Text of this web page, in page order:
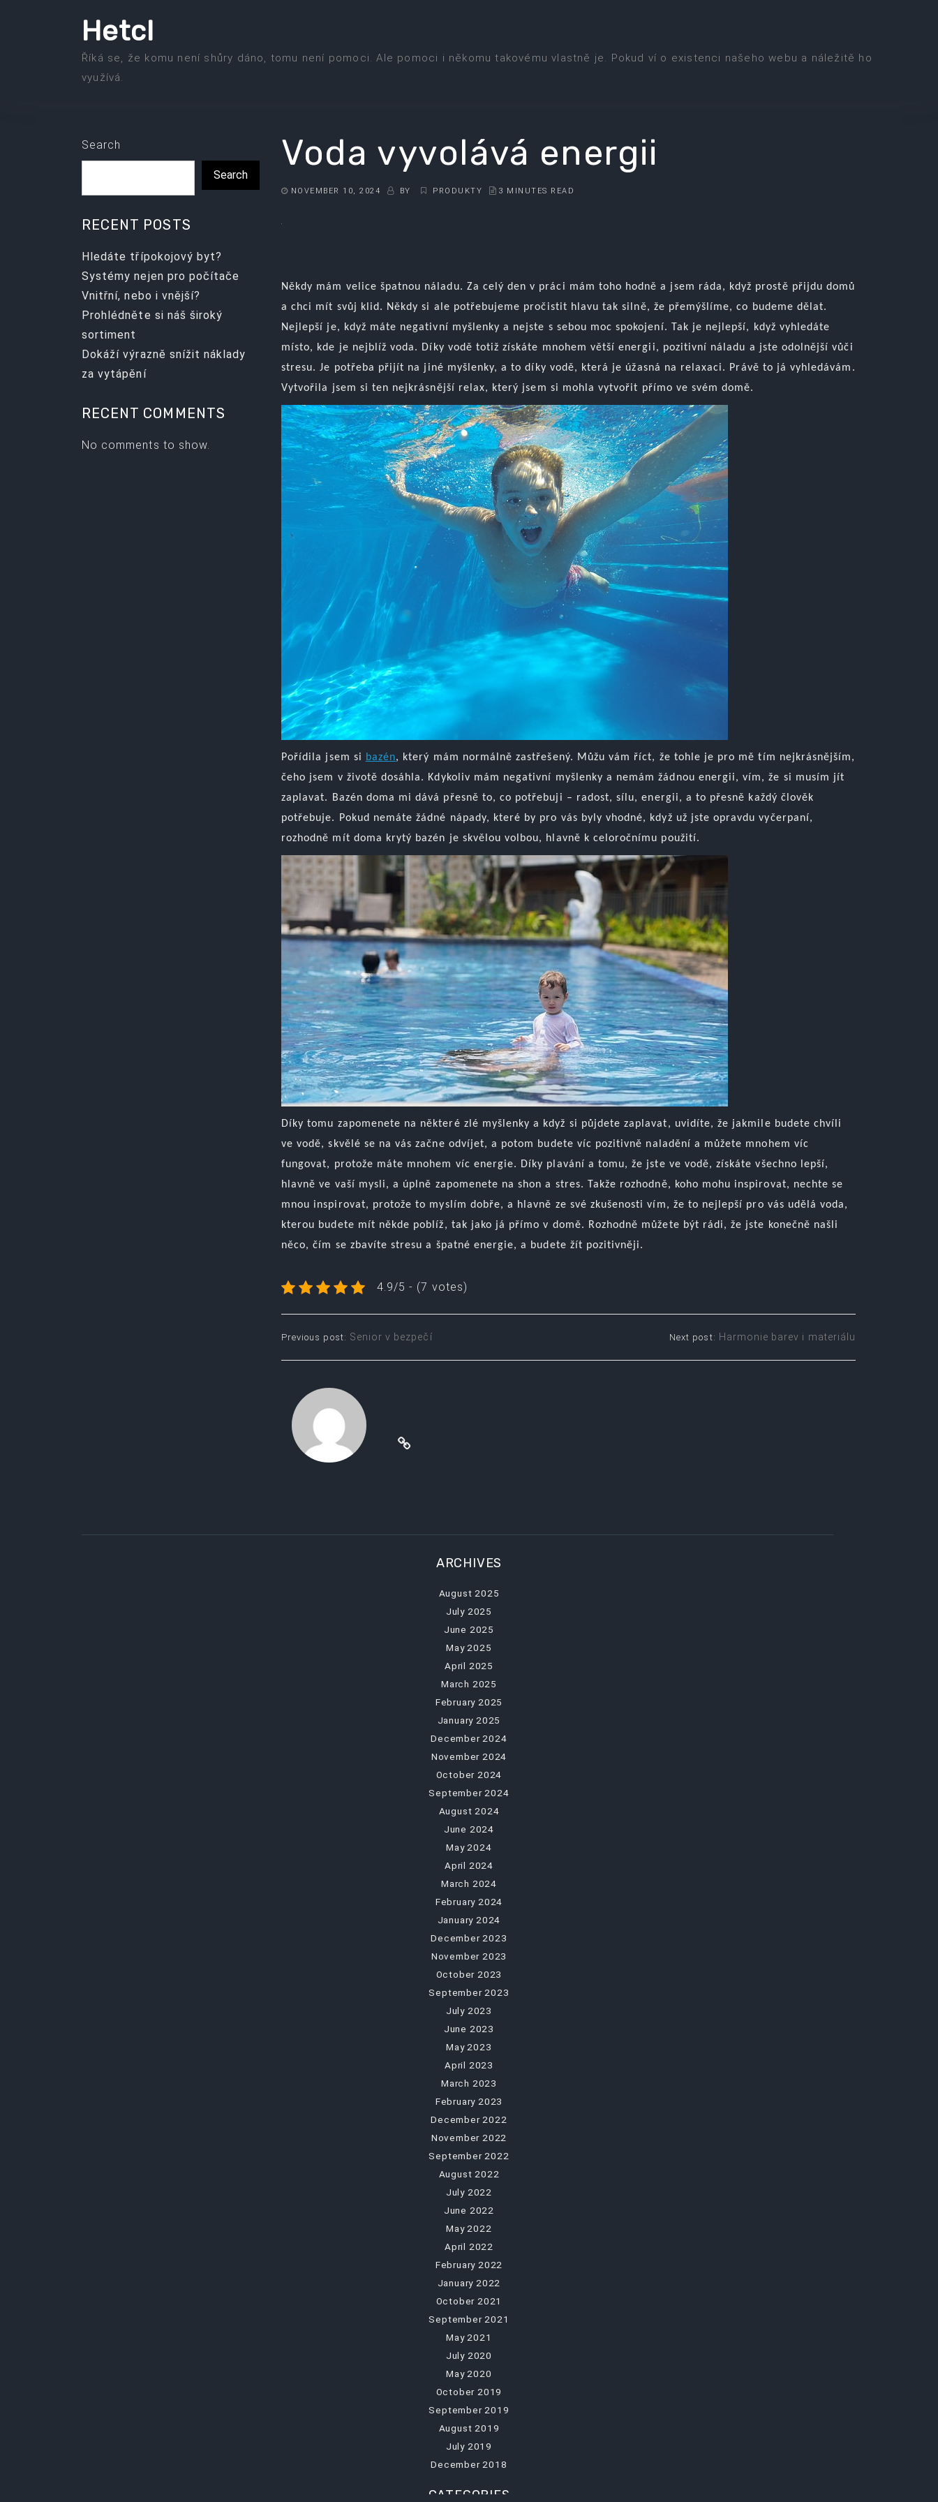
Hetcl
Říká se, že komu není shůry dáno, tomu není pomoci. Ale pomoci i někomu takovému vlastně je. Pokud ví o existenci našeho webu a náležitě ho
využívá.
Search
Search
RECENT POSTS
Hledáte třípokojový byt?
Systémy nejen pro počítače
Vnitřní, nebo i vnější?
Prohlédněte si náš široký
sortiment
Dokáží výrazně snížit náklady
za vytápění
RECENT COMMENTS
No comments to show.
Voda vyvolává energii
NOVEMBER 10, 2024 BY PRODUKTY 3 MINUTES READ
Někdy mám velice špatnou náladu. Za celý den v práci mám toho hodně a jsem ráda, když prostě přijdu domů
a chci mít svůj klid. Někdy si ale potřebujeme pročistit hlavu tak silně, že přemýšlíme, co budeme dělat.
Nejlepší je, když máte negativní myšlenky a nejste s sebou moc spokojení. Tak je nejlepší, když vyhledáte
místo, kde je nejblíž voda. Díky vodě totiž získáte mnohem větší energii, pozitivní náladu a jste odolnější vůči
stresu. Je potřeba přijít na jiné myšlenky, a to díky vodě, která je úžasná na relaxaci. Právě to já vyhledávám.
Vytvořila jsem si ten nejkrásnější relax, který jsem si mohla vytvořit přímo ve svém domě.
Pořídila jsem si bazén, který mám normálně zastřešený. Můžu vám říct, že tohle je pro mě tím nejkrásnějším,
čeho jsem v životě dosáhla. Kdykoliv mám negativní myšlenky a nemám žádnou energii, vím, že si musím jít
zaplavat. Bazén doma mi dává přesně to, co potřebuji – radost, sílu, energii, a to přesně každý člověk
potřebuje. Pokud nemáte žádné nápady, které by pro vás byly vhodné, když už jste opravdu vyčerpaní,
rozhodně mít doma krytý bazén je skvělou volbou, hlavně k celoročnímu použití.
Díky tomu zapomenete na některé zlé myšlenky a když si půjdete zaplavat, uvidíte, že jakmile budete chvíli
ve vodě, skvělé se na vás začne odvíjet, a potom budete víc pozitivně naladění a můžete mnohem víc
fungovat, protože máte mnohem víc energie. Díky plavání a tomu, že jste ve vodě, získáte všechno lepší,
hlavně ve vaší mysli, a úplně zapomenete na shon a stres. Takže rozhodně, koho mohu inspirovat, nechte se
mnou inspirovat, protože to myslím dobře, a hlavně ze své zkušenosti vím, že to nejlepší pro vás udělá voda,
kterou budete mít někde poblíž, tak jako já přímo v domě. Rozhodně můžete být rádi, že jste konečně našli
něco, čím se zbavíte stresu a špatné energie, a budete žít pozitivněji.
4.9/5 - (7 votes)
Post
navigation
Previous post: Senior v bezpečí Next post: Harmonie barev i materiálu
ARCHIVES
August 2025
July 2025
June 2025
May 2025
April 2025
March 2025
February 2025
January 2025
December 2024
November 2024
October 2024
September 2024
August 2024
June 2024
May 2024
April 2024
March 2024
February 2024
January 2024
December 2023
November 2023
October 2023
September 2023
July 2023
June 2023
May 2023
April 2023
March 2023
February 2023
December 2022
November 2022
September 2022
August 2022
July 2022
June 2022
May 2022
April 2022
February 2022
January 2022
October 2021
September 2021
May 2021
July 2020
May 2020
October 2019
September 2019
August 2019
July 2019
December 2018
CATEGORIES